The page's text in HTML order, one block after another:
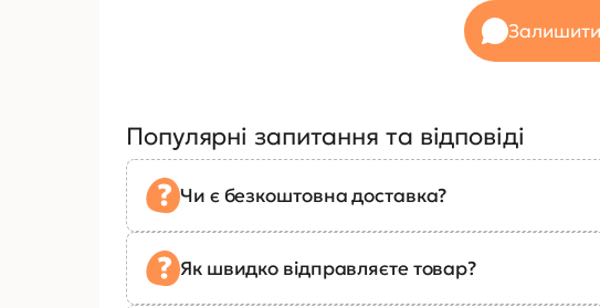
Залишити
Популярні запитання та відповіді
Чи є безкоштовна доставка?
Як швидко відправляєте товар?